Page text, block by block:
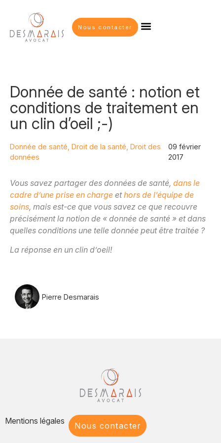
Nous contacter
Donnée de santé : notion et
conditions de traitement en
un clin d’oeil ;-)
Donnée de santé Droit de la santé Droit des
données
09 février
2017
Vous savez partager des données de santé, dans le
cadre d’une prise en charge ethors de l’équipe de
soins, mais est-ce que vous savez ce que recouvre
précisément la notion de « donnée de santé » et dans
quelles conditions une telle donnée peut être traitée ?
La réponse en un clin d’oeil!
Pierre Desmarais
Mentions légales Nous contacter